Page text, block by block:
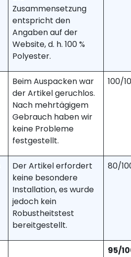
Zusammensetzung
entspricht den
Angaben auf der
Website, d. h. 100 %
Polyester.
Beim Auspacken war
der Artikel geruchlos.
Nach mehrtägigem
Gebrauch haben wir
keine Probleme
festgestellt.
100/
Der Artikel erfordert
keine besondere
Installation, es wurde
jedoch kein
Robustheitstest
bereitgestellt.
80/
95/